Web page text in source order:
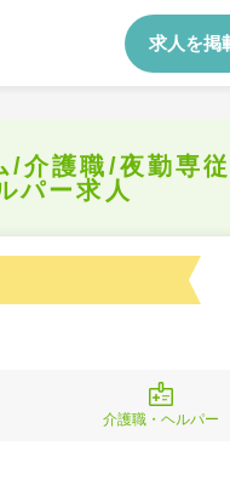
求人を掲
/介護職/夜勤専
パー求人
介護職・ヘルパー